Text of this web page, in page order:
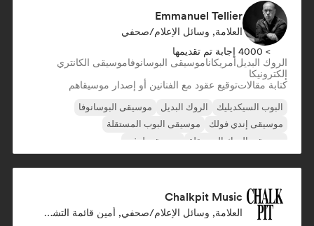
Emmanuel Tellier
العلامة, وسائل الإعلام/صحفي
> 4000 إجابة تم تقديمها
الروك البديلأمريكاناموسيقى البوسانوفاموسيقى الكانتري
إلكترونيكا
كتابة مقالاتتوقيع عقود مع الفنانين أو إصدار موسيقاهم
البوب السيكديليك الروك البديل
موسيقى البوسانوفا
موسيقى إندي فولك
موسيقى البوب المستقلة
موسيقى الروك المستقلة
موسيقى لوفي
Chalkpit Music
العلامة, وسائل الإعلام/صحفي, أمين قائمة التشغيل